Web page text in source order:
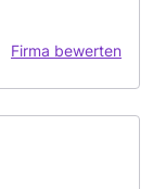
Firma bewerten